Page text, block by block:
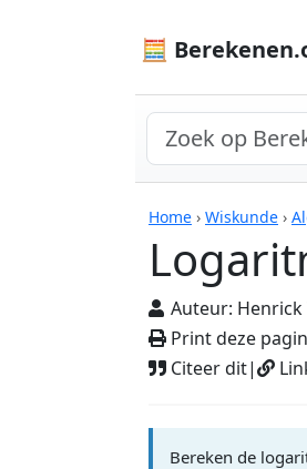
🧮
Home › Wiskunde ›
Auteur: Henrick
Print deze
Citeer dit|
Bereken de